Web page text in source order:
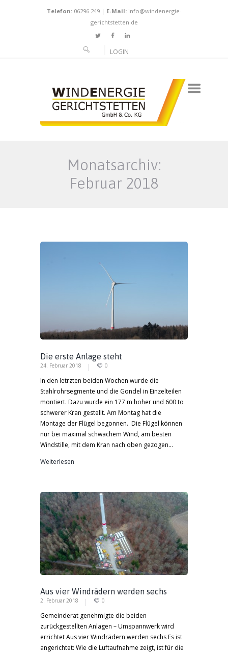
Telefon:06296 249| E-Mail: info@windenergie-
gerichtstetten.de
LOGIN
Monatsarchiv:
Februar 2018
Die erste Anlage steht
24. Februar 2018 0
In den letrzten beiden Wochen wurde die
Stahlrohrsegmente und die Gondel in Einzelteilen
montiert. Dazu wurde ein 177 m hoher und 600 to
schwerer Kran gestellt. Am Montag hat die
Montage der Flügel begonnen. Die Flügel können
nur bei maximal schwachem Wind, am besten
Windstille, mit dem Kran nach oben gezogen...
Weiterlesen
Aus vier Windrädern werden sechs
2. Februar 2018 0
Gemeinderat genehmigte die beiden
zurückgestellten Anlagen – Umspannwerk wird
errichtet Aus vier Windrädern werden sechs Es ist
angerichtet: Wie die Luftaufnahme zeigt, ist für die